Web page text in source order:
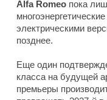
Alfa Romeo пока
электрическими
позднее.
Еще один
класса на будущей
премьеры